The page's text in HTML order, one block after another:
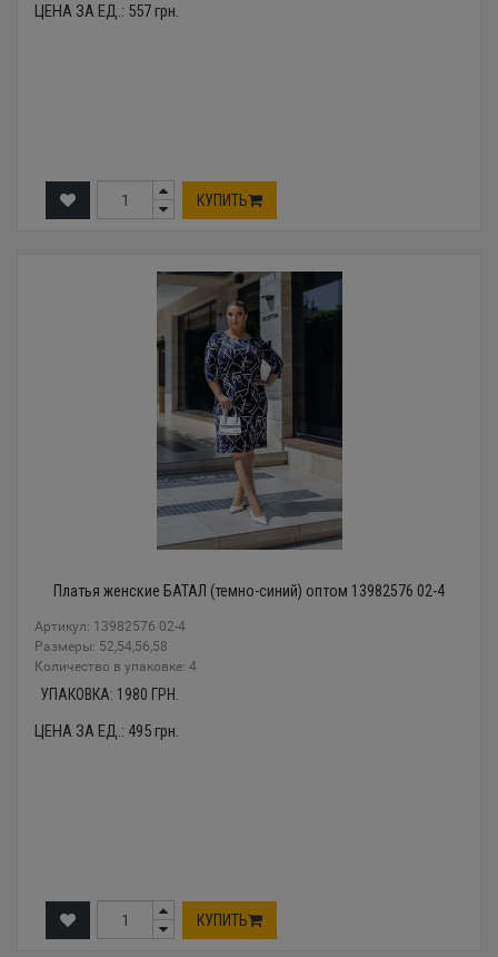
ЦЕНА ЗА ЕД.: 557грн.
КУПИТЬ
Платья женские БАТАЛ (темно-синий) оптом 13982576 02-4
Артикул: 13982576 02-4
Размеры: 52,54,56,58
Количество в упаковке: 4
УПАКОВКА: 1980 ГРН.
ЦЕНА ЗА ЕД.: 495грн.
КУПИТЬ